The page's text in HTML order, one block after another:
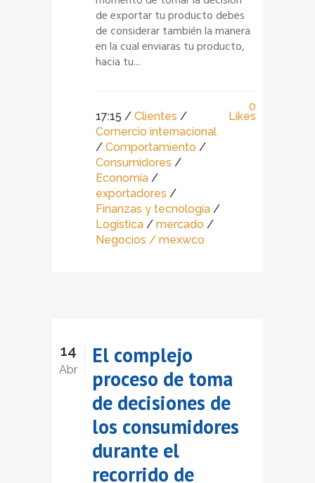
de exportar tu producto debes
de considerar también la manera
en la cual enviaras tu producto,
hacia tu...
17:15 / Clientes /
Comercio internacional
/ Comportamiento /
Consumidores /
Economía /
exportadores /
Finanzas y tecnología /
Logística / mercado /
Negocios / mexwco
0
Likes
14
Abr
El complejo
proceso de toma
de decisiones de
los consumidores
durante el
recorrido de